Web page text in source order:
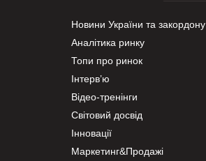
Новини України та закордону
Аналітика ринку
Топи про ринок
Інтерв’ю
Відео-тренінги
Світовий досвід
Інновації
Маркетинг&Продажі